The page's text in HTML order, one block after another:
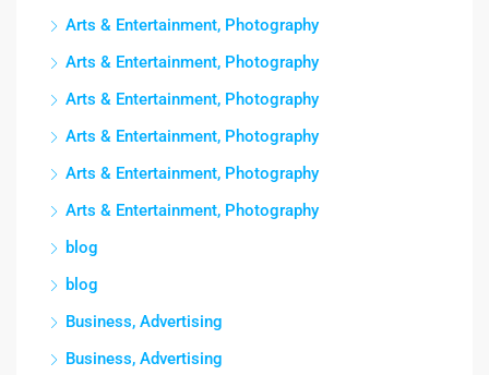
Arts & Entertainment, Photography
Arts & Entertainment, Photography
Arts & Entertainment, Photography
Arts & Entertainment, Photography
Arts & Entertainment, Photography
Arts & Entertainment, Photography
blog
blog
Business, Advertising
Business, Advertising